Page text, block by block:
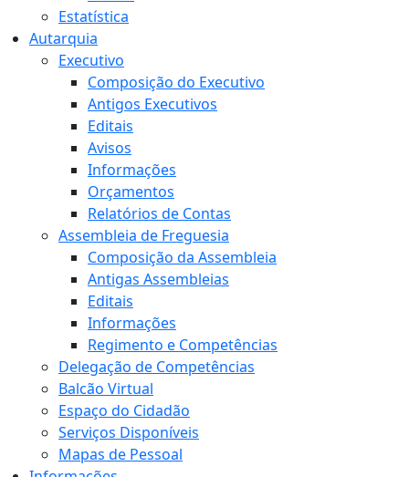
Estatística
Autarquia
Executivo
Composição do Executivo
Antigos Executivos
Editais
Avisos
Informações
Orçamentos
Relatórios de Contas
Assembleia de Freguesia
Composição da Assembleia
Antigas Assembleias
Editais
Informações
Regimento e Competências
Delegação de Competências
Balcão Virtual
Espaço do Cidadão
Serviços Disponíveis
Mapas de Pessoal